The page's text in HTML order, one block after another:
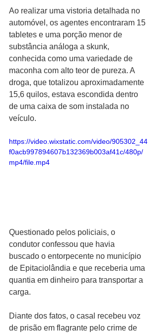
Ao realizar uma vistoria detalhada no
automóvel, os agentes encontraram 15
tabletes e uma porção menor de
substância análoga a skunk,
conhecida como uma variedade de
maconha com alto teor de pureza. A
droga, que totalizou aproximadamente
15,6 quilos, estava escondida dentro
de uma caixa de som instalada no
veículo.
https://video.wixstatic.com/video/905302_44
f0acb997894607b132369b003af41c/480p/
mp4/file.mp4
Questionado pelos policiais, o
condutor confessou que havia
buscado o entorpecente no município
de Epitaciolândia e que receberia uma
quantia em dinheiro para transportar a
carga.
Diante dos fatos, o casal recebeu voz
de prisão em flagrante pelo crime de